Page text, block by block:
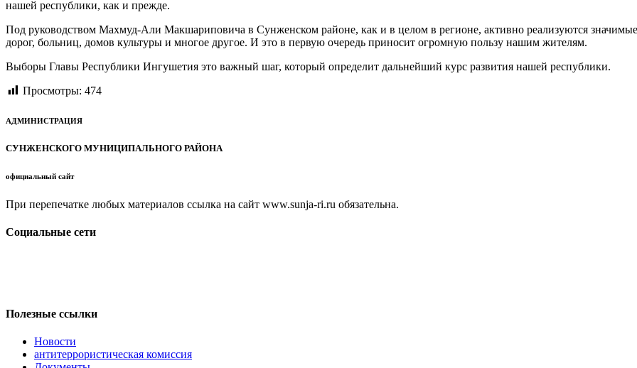
нашей республики, как и прежде.
Под руководством Махмуд-Али Макшариповича в Сунженском районе, как и в целом в регионе, активно реализуются
дорог, больниц, домов культуры и многое другое. И это в первую очередь приносит огромную пользу нашим жителям.
Выборы Главы Республики Ингушетия это важный шаг, который определит дальнейший курс развития нашей республики.
Просмотры: 474
АДМИНИСТРАЦИЯ
СУНЖЕНСКОГО МУНИЦИПАЛЬНОГО РАЙОНА
официальный сайт
При перепечатке любых материалов ссылка на сайт www.sunja-ri.ru обязательна.
Социальные сети
Полезные ссылки
Новости
антитеррористическая комиссия